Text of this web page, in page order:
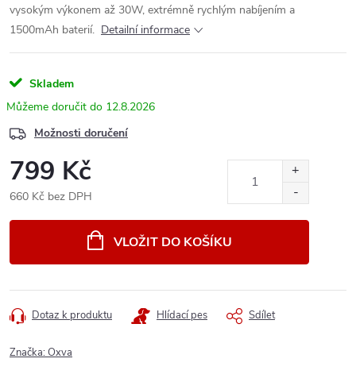
vysokým výkonem až 30W, extrémně rychlým nabíjením a
1500mAh baterií. Detailní informace
Skladem
12.8.2026
Možnosti doručení
799 Kč
660 Kč bez DPH
VLOŽIT DO KOŠÍKU
Dotaz k produktu Hlídací pes Sdílet
Značka:Oxva